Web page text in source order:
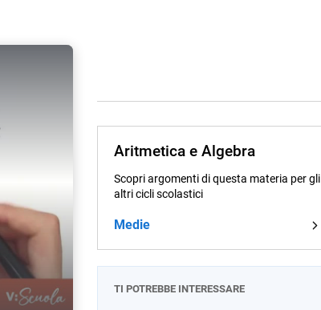
Aritmetica e Algebra
Scopri argomenti di questa materia per gli
altri cicli scolastici
Medie
TI POTREBBE INTERESSARE